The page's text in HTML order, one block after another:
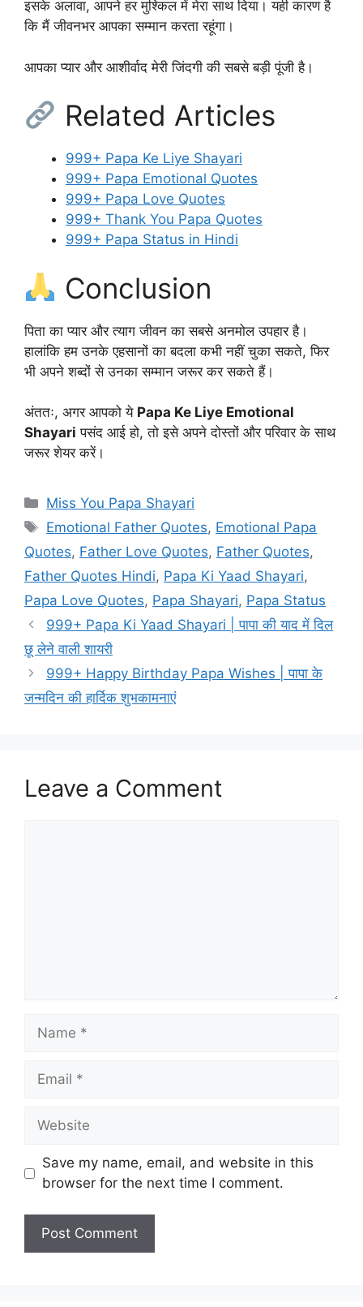
इसके अलावा, आपने हर मुश्किल में मेरा साथ दिया। यही कारण है
कि मैं जीवनभर आपका सम्मान करता रहूंगा।
आपका प्यार और आशीर्वाद मेरी जिंदगी की सबसे बड़ी पूंजी है।
Related Articles
999+ Papa Ke Liye Shayari
999+ Papa Emotional Quotes
999+ Papa Love Quotes
999+ Thank You Papa Quotes
999+ Papa Status in Hindi
Conclusion
पिता का प्यार और त्याग जीवन का सबसे अनमोल उपहार है।
हालांकि हम उनके एहसानों का बदला कभी नहीं चुका सकते, फिर
भी अपने शब्दों से उनका सम्मान जरूर कर सकते हैं।
अंततः, अगर आपको ये Papa Ke Liye Emotional
Shayari पसंद आई हो, तो इसे अपने दोस्तों और परिवार के साथ
जरूर शेयर करें।
Categories
Miss You Papa Shayari
Tags
Emotional Father Quotes, Emotional Papa
Quotes, Father Love Quotes, Father Quotes,
Father Quotes Hindi, Papa Ki Yaad Shayari,
Papa Love Quotes, Papa Shayari, Papa Status
999+ Papa Ki Yaad Shayari | पापा की याद में दिल
छू लेने वाली शायरी
999+ Happy Birthday Papa Wishes | पापा के
जन्मदिन की हार्दिक शुभकामनाएं
Leave a Comment
Name
Email
Website
Save my name, email, and website in this
browser for the next time I comment.